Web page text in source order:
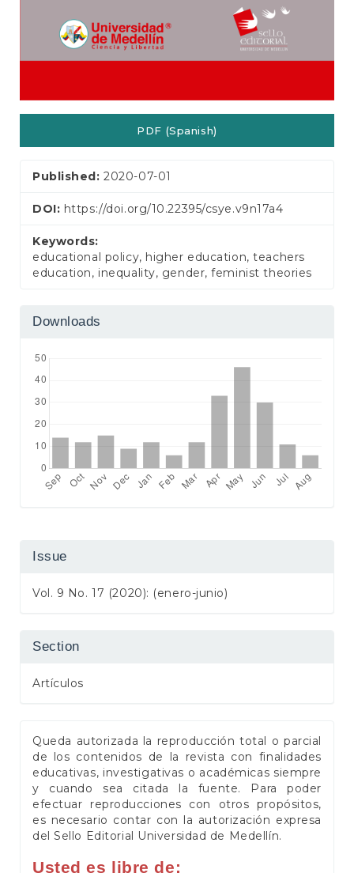
PDF (Spanish)
Published:2020-07-01
DOI: https://doi.org/10.22395/csye.v9n17a4
Keywords:
educational policy, higher education, teachers
education, inequality, gender, feminist theories
Downloads
Issue
Vol. 9 No. 17 (2020): (enero-junio)
Section
Artículos
Queda autorizada la reproducción total o parcial
de los contenidos de la revista con finalidades
educativas, investigativas o académicas siempre
y cuando sea citada la fuente. Para poder
efectuar reproducciones con otros propósitos,
es necesario contar con la autorización expresa
del Sello Editorial Universidad de Medellín.
Usted es libre de: